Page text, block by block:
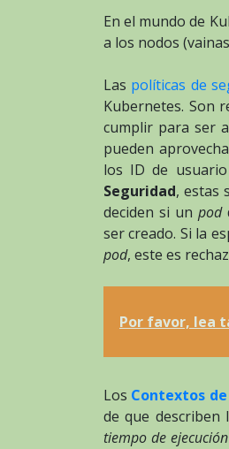
En el mundo de
a los nodos
Las políticas de
Kubernetes. Son
cumplir para ser
pueden
los ID de
Seguridad, estas
deciden si un pod
ser creado. Si la
pod, este es
Por favor, lea
Los Contextos
de que
tiempo de